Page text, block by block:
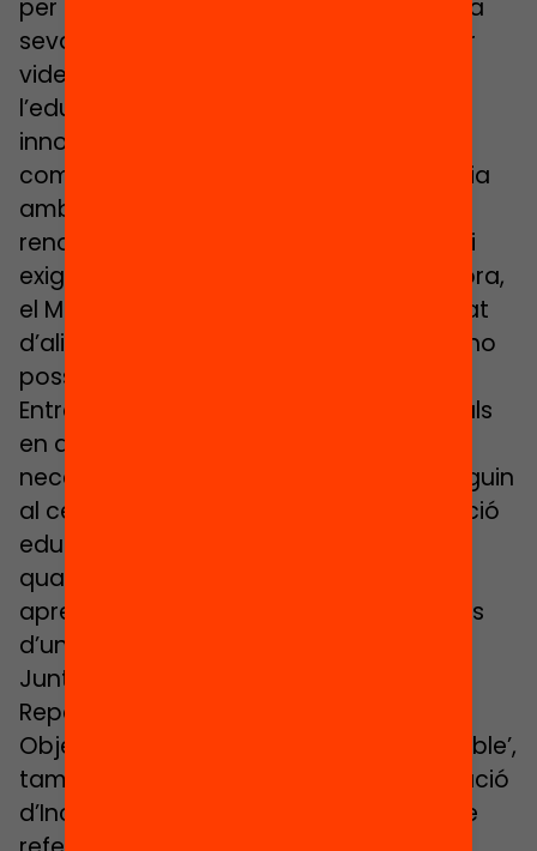
per l’àmplia diversitat d’impulsors i per la
seva alta aspiració: “Volem transformar
vides mitjançant una nova visió de
l’educació, amb mesures agosarades i
innovadores”, diu. I per això, “Ens
comprometem amb caràcter d’urgència
amb una agenda d’educació única i
renovada que sigui integral, ambiciosa i
exigent i que no deixi ningú enrere”. Alhora,
el Marc d’Acció (#80) recull la necessitat
d’aliances amb la societat civil per fer-ho
possible, com ha estat Escola Nova 21.
Entre altres, estableix els valors universals
en què es basa l’educació (#5), la
necessitat que la inclusió i l’equitat estiguin
al centre (#7), la necessària actualització
educativa redefinint què entenem per
qualitat (#9) o com possibilitar un
aprenentatge al llarg de tota la vida des
d’una lògica 360º (#10).
Junt amb els documents de la UNESCO
Repensar l’educació i ‘Educació per als
Objectius de Desenvolupament Sostenible’,
també disponibles en català, la Declaració
d’Incheon Educació 2030 és una eina de